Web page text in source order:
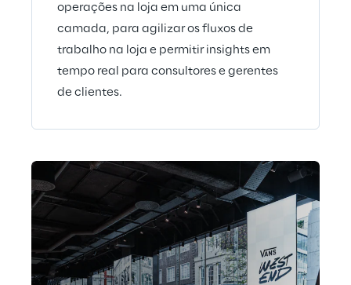
operações na loja em uma única
camada, para agilizar os fluxos de
trabalho na loja e permitir insights em
tempo real para consultores e gerentes
de clientes.